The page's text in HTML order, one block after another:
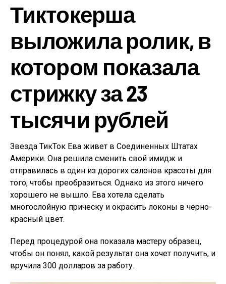
Тиктокерша
выложила ролик, в
котором показала
стрижку за 23
тысячи рублей
Звезда ТикТок Ева живет в Соединенных Штатах
Америки. Она решила сменить свой имидж и
отправилась в один из дорогих салонов красоты для
того, чтобы преобразиться. Однако из этого ничего
хорошего не вышло. Ева хотела сделать
многослойную прическу и окрасить локоны в черно-
красный цвет.
Перед процедурой она показала мастеру образец,
чтобы он понял, какой результат она хочет получить, и
вручила 300 долларов за работу.